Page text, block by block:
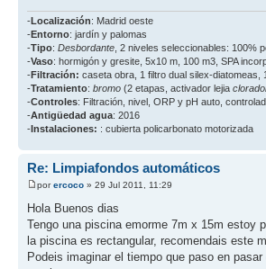
-Localización: Madrid oeste
-Entorno: jardín y palomas
-Tipo: Desbordante , 2 niveles seleccionables: 100%
-Vaso: hormigón y gresite, 5x10 m, 100 m3, SPA
-Filtración: caseta obra, 1 filtro dual silex-diatomeas,
-Tratamiento: bromo (2 etapas, activador lejia
-Controles: Filtración, nivel, ORP y pH auto,
-Antigüedad agua: 2016
-Instalaciones: : cubierta policarbonato motorizada
Re: Limpiafondos automáticos
porercoco » 29 Jul 2011, 11:29
Hola Buenos dias
Tengo una piscina emorme 7m x 15m estoy
la piscina es rectangular, recomendais este
Podeis imaginar el tiempo que paso en